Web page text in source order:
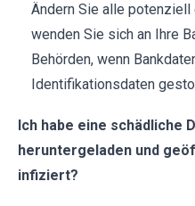
Ändern Sie alle
wenden Sie sich an Ihre
Behörden, wenn
Identifikationsdaten
Ich habe eine schädliche
heruntergeladen und
infiziert?